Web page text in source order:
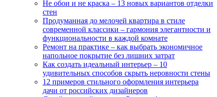
Не обои и не краска – 13 новых вариантов отделки
стен
Продуманная до мелочей квартира в стиле
современной классики – гармония элегантности и
функциональности в каждой комнате
Ремонт на практике – как выбрать экономичное
напольное покрытие без лишних затрат
Как создать идеальный интерьер – 10
удивительных способов скрыть неровности стены
12 примеров стильного оформления интерьера
дачи от российских дизайнеров